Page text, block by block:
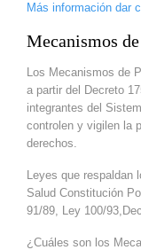
Más información dar
Mecanismos
Los Mecanismos de
a partir del Decreto
integrantes del
controlen y vigilen la
derechos.
Leyes que
Salud Constitución
91/89, Ley 100/
¿Cuáles son los